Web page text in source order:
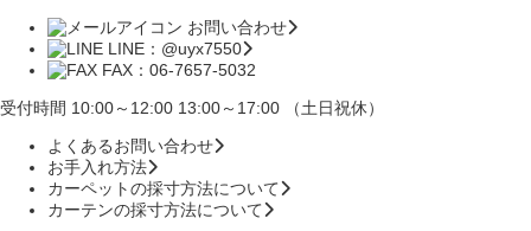
お問い合わせ
LINE：@uyx7550
FAX：06-7657-5032
受付時間 10:00～12:00 13:00～17:00 （土日祝休）
よくあるお問い合わせ
お手入れ方法
カーペットの採寸方法について
カーテンの採寸方法について